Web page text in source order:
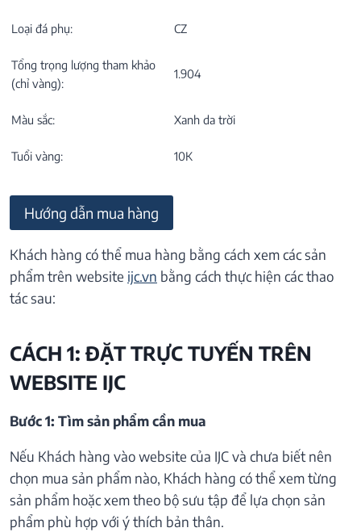
Loại đá phụ: CZ
Tổng trọng lượng tham khảo
(chỉ vàng):
1.904
Màu sắc: Xanh da trời
Tuổi vàng: 10K
Hướng dẫn mua hàng
Khách hàng có thể mua hàng bằng cách xem các sản
phẩm trên website ijc.vn bằng cách thực hiện các thao
tác sau:
CÁCH 1: ĐẶT TRỰC TUYẾN TRÊN
WEBSITE IJC
Bước 1: Tìm sản phẩm cần mua
Nếu Khách hàng vào website của IJC và chưa biết nên
chọn mua sản phẩm nào, Khách hàng có thể xem từng
sản phẩm hoặc xem theo bộ sưu tập để lựa chọn sản
phẩm phù hợp với ý thích bản thân.